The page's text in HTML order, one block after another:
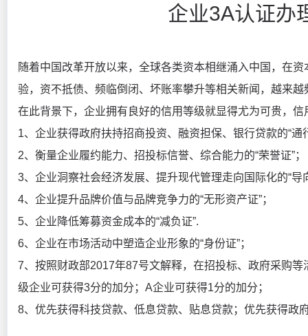
企业3A认证办
随着中国改革开放以来，全球各类资本相继涌入中国，在
验，资不抵债、频临倒闭、坏账率攀升等相关新闻，越来
在此背景下，企业拥有良好的信用等级就显得尤为可贵，
1、企业获得政府扶持招商投资、融资担保、银行贷款的“
2、衡量企业履约能力、招投标信誉、综合能力的“荣誉证”
3、企业洞察社会经济发展、提升现代管理走向国际化的“导
4、企业提升品牌价值与品牌竞争力的“无形资产证”；
5、企业降低筹募资金成本的“减负证”.
6、企业在市场活动中塑造企业形象的“身份证”；
7、按照财政部2017年87号文解释，在招投标、政府采购
级企业可获得3分的加分；A企业可获得1分的加分；
8、优先获得科技贷款、低息贷款、贴息贷款；优先获得政